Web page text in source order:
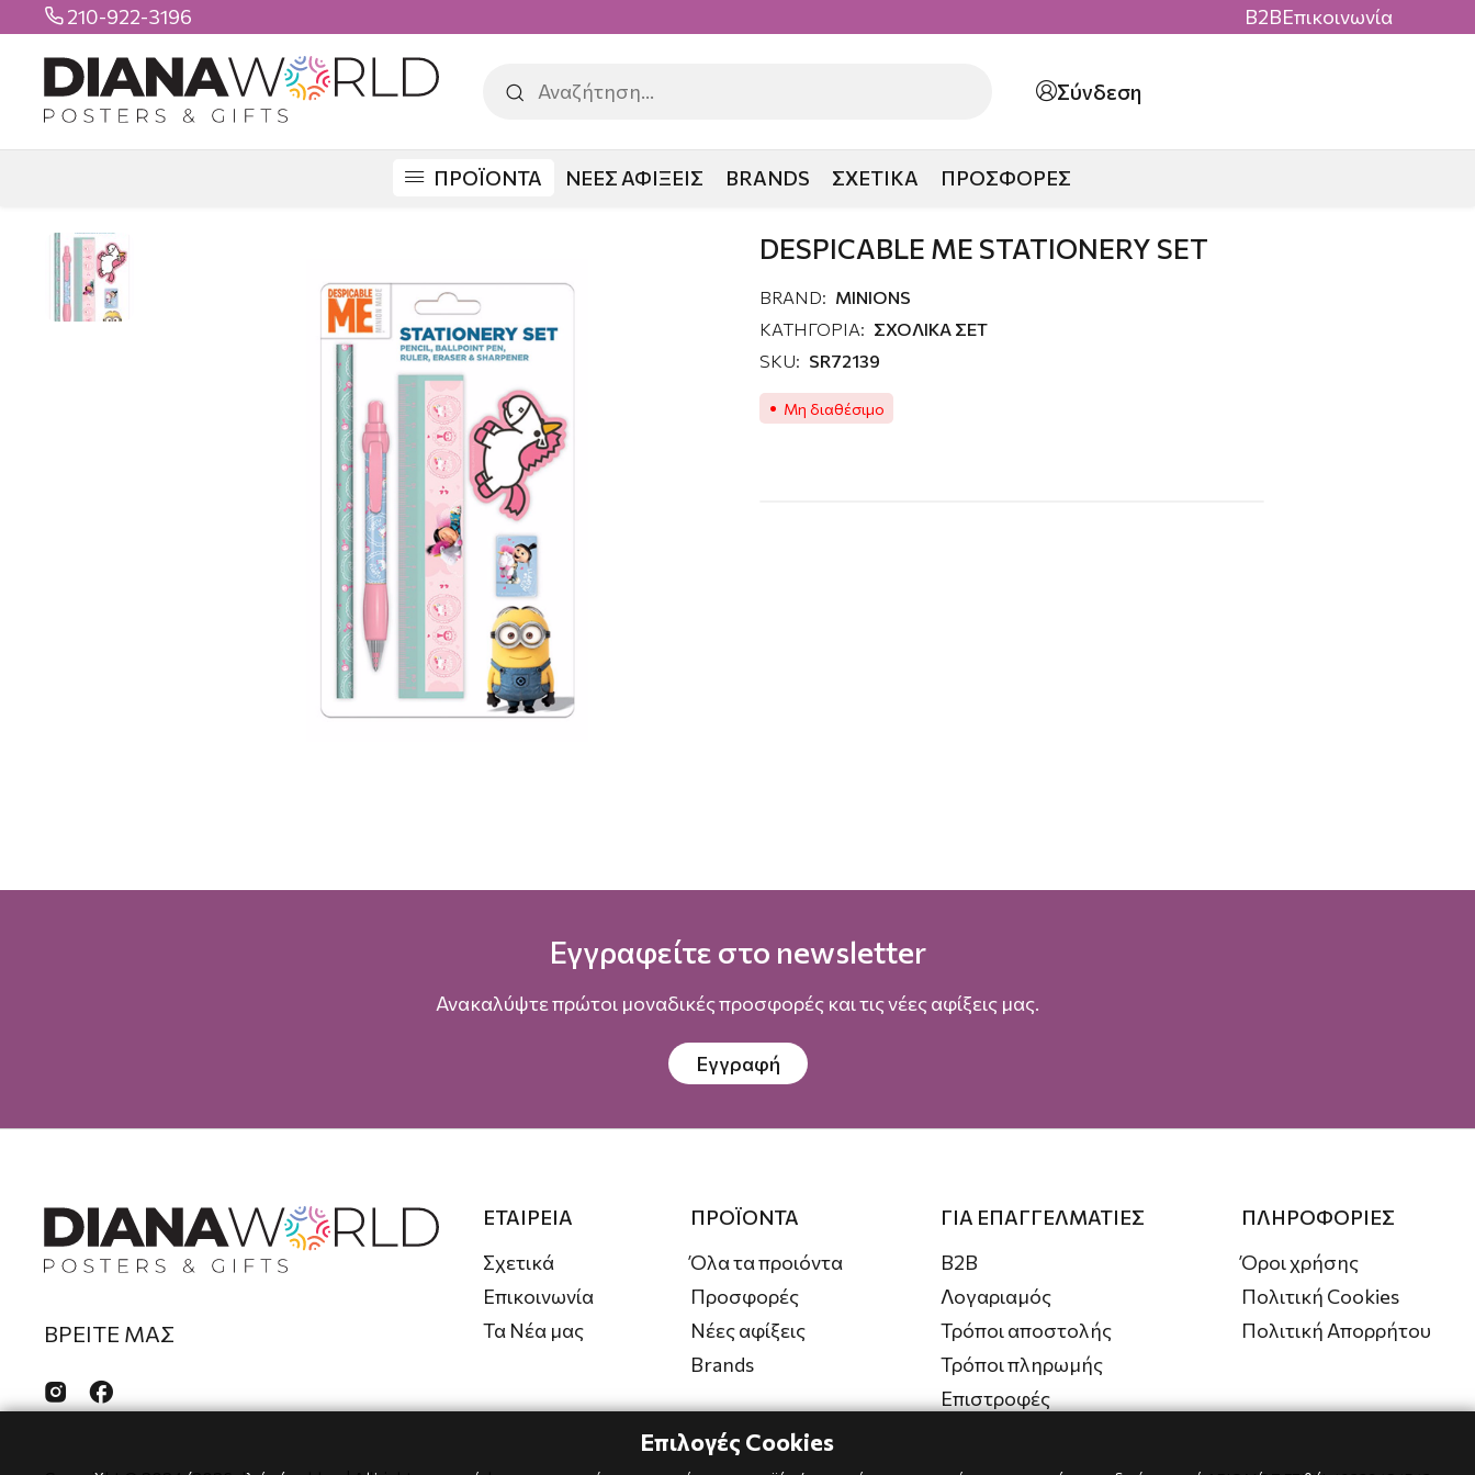
 210-922-3196 B2BΕπικοινωνία
Σύνδεση
ΠΡΟΪΟΝΤΑ ΝΕΕΣ ΑΦΙΞΕΙΣ BRANDS ΣΧΕΤΙΚΑ ΠΡΟΣΦΟΡΕΣ
DESPICABLE ME STATIONERY SET
BRAND: MINIONS
ΚΑΤΗΓΟΡΙΑ: ΣΧΟΛΙΚΑ ΣΕΤ
SKU: SR72139
Μη διαθέσιμο
Εγγραφείτε στο newsletter
Ανακαλύψτε πρώτοι μοναδικές προσφορές και τις νέες αφίξεις μας.
Εγγραφή
ΒΡΕΙΤΕ ΜΑΣ
 
ΕΤΑΙΡΕΙΑ
Σχετικά
Επικοινωνία
Τα Νέα μας
ΠΡΟΪΟΝΤΑ
Όλα τα προιόντα
Προσφορές
Νέες αφίξεις
Brands
ΓΙΑ ΕΠΑΓΓΕΛΜΑΤΙΕΣ
B2B
Λογαριαμός
Τρόποι αποστολής
Τρόποι πληρωμής
Επιστροφές
ΠΛΗΡΟΦΟΡΙΕΣ
Όροι χρήσης
Πολιτική Cookies
Πολιτική Απορρήτου
Επιλογές Cookies